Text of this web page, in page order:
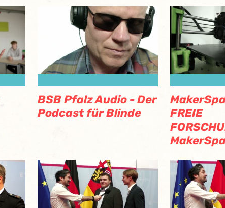
BSB Pfalz Audio - Der
Podcast für Blinde
FREIE